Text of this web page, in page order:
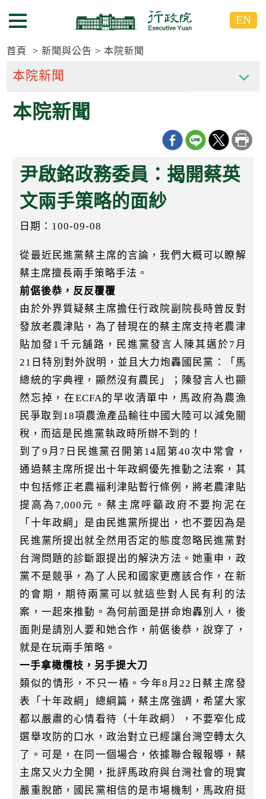
到
要
區
到
要
區
選單按鈕 EN
首頁 新聞與公告 本院新聞
本院新聞
尹啟銘政務委員：揭開蔡英
文兩手策略的面紗
日期：100-09-08
從最近民進黨蔡主席的言論，我們大概可以瞭解
蔡主席擅長兩手策略手法。
前倨後恭，反反覆覆
由於外界質疑蔡主席擔任行政院副院長時曾反對
發放老農津貼，為了替現在的蔡主席支持老農津
貼加發1千元舖路，民進黨發言人陳其邁於7月
21日特別對外說明，並且大力炮轟國民黨：「馬
總統的字典裡，顯然沒有農民」；陳發言人也顯
然忘掉，在ECFA的早收清單中，馬政府為農漁
民爭取到18項農漁產品輸往中國大陸可以減免關
稅，而這是民進黨執政時所辦不到的！
到了9月7日民進黨召開第14屆第40次中常會，
通過蔡主席所提出十年政綱優先推動之法案，其
中包括修正老農褔利津貼暫行條例，將老農津貼
提高為7,000元。蔡主席呼籲政府不要拘泥在
「十年政綱」是由民進黨所提出，也不要因為是
民進黨所提出就全然用否定的態度忽略民進黨對
台灣問題的診斷跟提出的解決方法。她重申，政
黨不是競爭，為了人民和國家更應該合作，在新
的會期，期待兩黨可以就這些對人民有利的法
案，一起來推動。為何前面是拼命炮轟別人，後
面則是請別人要和她合作，前倨後恭，說穿了，
就是在玩兩手策略。
一手拿橄欖枝，另手提大刀
類似的情形，不只一樁。今年8月22日蔡主席發
表「十年政綱」總綱篇，蔡主席強調，希望大家
都以嚴肅的心情看待（十年政綱），不要窄化成
選舉攻防的口水，政治對立已經讓台灣空轉太久
了。可是，在同一個場合，依據聯合報報導，蔡
主席又火力全開，批評馬政府與台灣社會的現實
嚴重脫節，國民黨相信的是市場機制，馬政府挺